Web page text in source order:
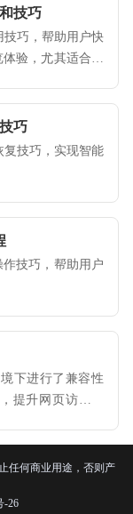
技巧
技巧，帮助用户快
验，尤其适合多
巧
复技巧，实现智能
技巧，帮助用户
下进行了兼容性
提升网页访问体
任何商业用途，否则产
-26